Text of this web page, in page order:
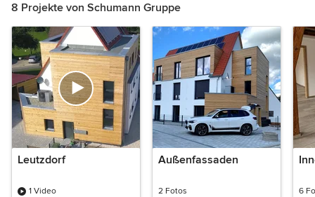
8 Projekte von Schumann Gruppe
Leutzdorf
1 Video
Außenfassaden
2 Fotos 6